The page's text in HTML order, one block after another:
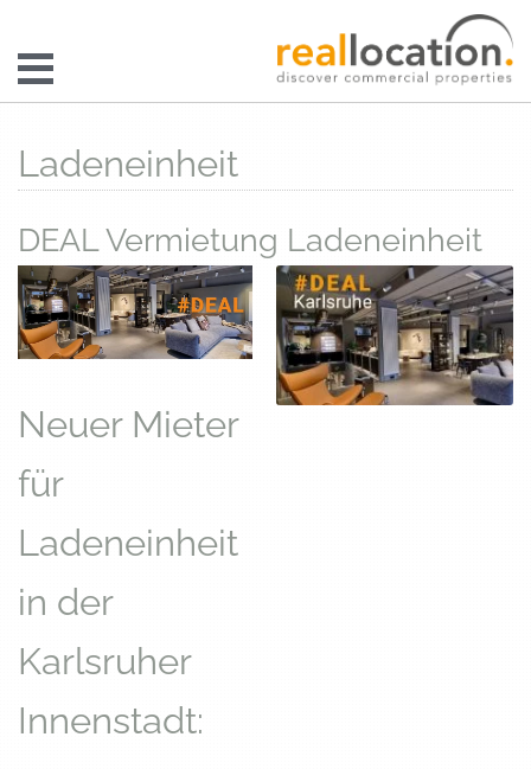
Ladeneinheit
DEAL Vermietung Ladeneinheit
Neuer Mieter
für
Ladeneinheit
in der
Karlsruher
Innenstadt: